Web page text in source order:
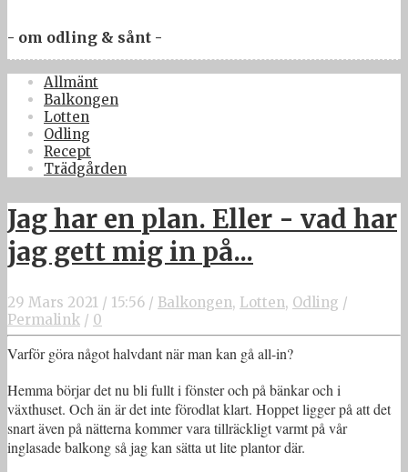
- om odling & sånt -
Allmänt
Balkongen
Lotten
Odling
Recept
Trädgården
Jag har en plan. Eller - vad har
jag gett mig in på...
29 Mars 2021 / 15:56 / Balkongen, Lotten, Odling /
Permalink / 0
Varför göra något halvdant när man kan gå all-in?
Hemma börjar det nu bli fullt i fönster och på bänkar och i
växthuset. Och än är det inte förodlat klart. Hoppet ligger på att det
snart även på nätterna kommer vara tillräckligt varmt på vår
inglasade balkong så jag kan sätta ut lite plantor där.